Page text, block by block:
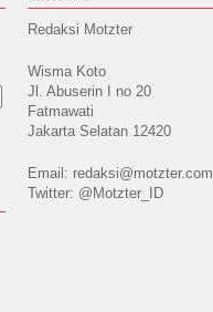
Redaksi Motzter
Wisma Koto
Jl. Abuserin I no 20
Fatmawati
Jakarta Selatan 12420
Email: redaksi@motzter.com
Twitter: @Motzter_ID